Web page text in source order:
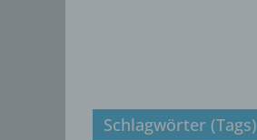
Schlagwörter (Tags)